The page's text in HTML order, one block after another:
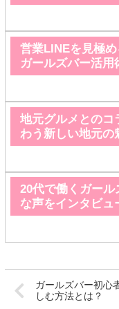
営業LINEを見極
ガールズバー活用
地元グルメとのコ
わう新しい地元の
20代で働くガー
な声をインタビュ
ガールズバー初心
しむ方法とは？